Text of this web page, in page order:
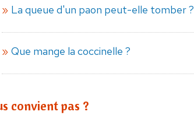
La queue d'un paon peut-elle tomber ?
Que mange la coccinelle ?
convient pas ?